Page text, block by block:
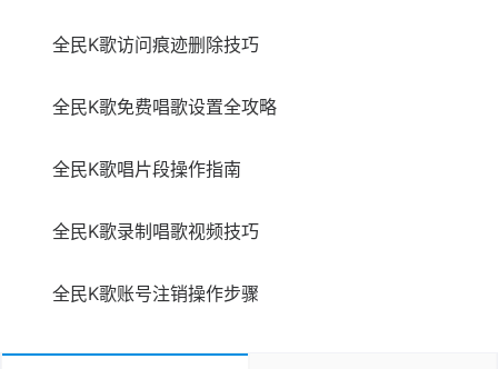
全民K歌访问痕迹删除技巧
全民K歌免费唱歌设置全攻略
全民K歌唱片段操作指南
全民K歌录制唱歌视频技巧
全民K歌账号注销操作步骤